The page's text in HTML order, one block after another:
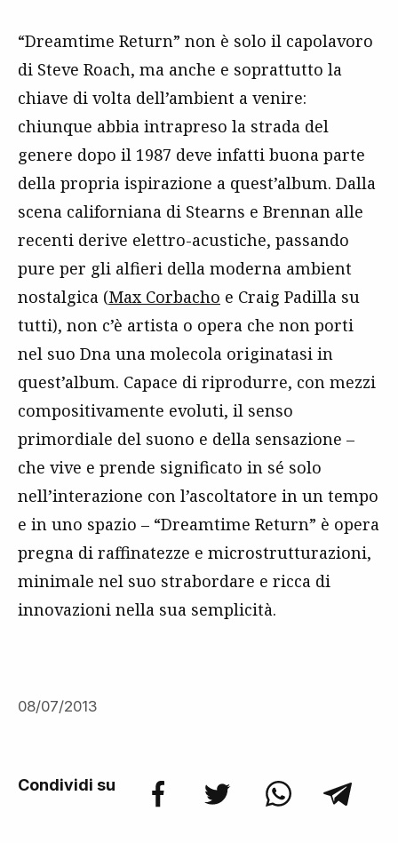
“Dreamtime Return” non è solo il capolavoro
di Steve Roach, ma anche e soprattutto la
chiave di volta dell’ambient a venire:
chiunque abbia intrapreso la strada del
genere dopo il 1987 deve infatti buona parte
della propria ispirazione a quest’album. Dalla
scena californiana di Stearns e Brennan alle
recenti derive elettro-acustiche, passando
pure per gli alfieri della moderna ambient
nostalgica (Max Corbacho e Craig Padilla su
tutti), non c’è artista o opera che non porti
nel suo Dna una molecola originatasi in
quest’album. Capace di riprodurre, con mezzi
compositivamente evoluti, il senso
primordiale del suono e della sensazione –
che vive e prende significato in sé solo
nell’interazione con l’ascoltatore in un tempo
e in uno spazio – “Dreamtime Return” è opera
pregna di raffinatezze e microstrutturazioni,
minimale nel suo strabordare e ricca di
innovazioni nella sua semplicità.
08/07/2013
Condividi su